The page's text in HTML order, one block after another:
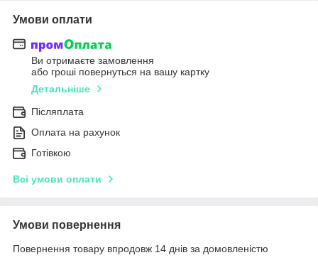
Умови оплати
Ви отримаєте замовлення
або гроші повернуться на вашу картку
Детальніше
Післяплата
Оплата на рахунок
Готівкою
Всі умови оплати
Умови повернення
Повернення товару впродовж 14 днів за домовленістю